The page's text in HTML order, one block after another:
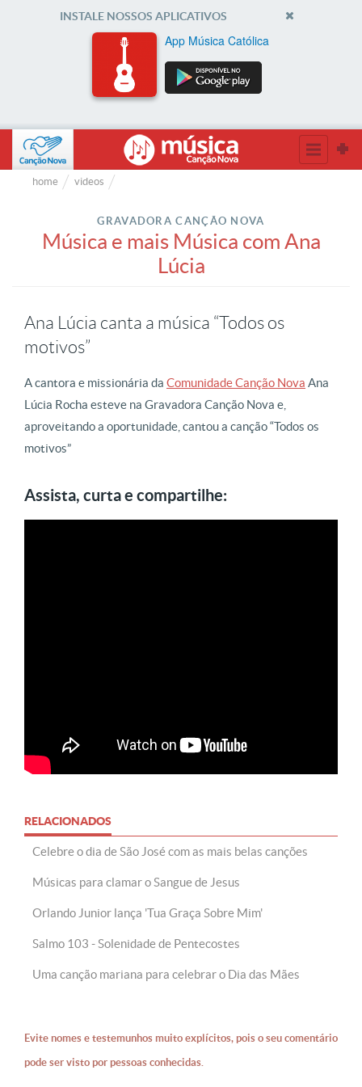
INSTALE NOSSOS APLICATIVOS
App Música Católica
home videos
GRAVADORA CANÇÂO NOVA
Música e mais Música com Ana
Lúcia
Ana Lúcia canta a música “Todos os
motivos”
A cantora e missionária da Comunidade Canção Nova Ana
Lúcia Rocha esteve na Gravadora Canção Nova e,
aproveitando a oportunidade, cantou a canção “Todos os
motivos”
Assista, curta e compartilhe:
RELACIONADOS
Celebre o dia de São José com as mais belas canções
Músicas para clamar o Sangue de Jesus
Orlando Junior lança 'Tua Graça Sobre Mim'
Salmo 103 - Solenidade de Pentecostes
Uma canção mariana para celebrar o Dia das Mães
Evite nomes e testemunhos muito explícitos, pois o seu comentário
pode ser visto por pessoas conhecidas.